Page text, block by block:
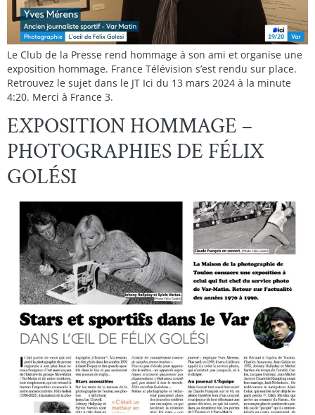
Le Club de la Presse rend hommage à son ami et organise une
exposition hommage. France Télévision s’est rendu sur place.
Retrouvez le sujet dans le JT Ici du 13 mars 2024 à la minute
4:20. Merci à France 3.
EXPOSITION HOMMAGE –
PHOTOGRAPHIES DE FÉLIX
GOLÉSI